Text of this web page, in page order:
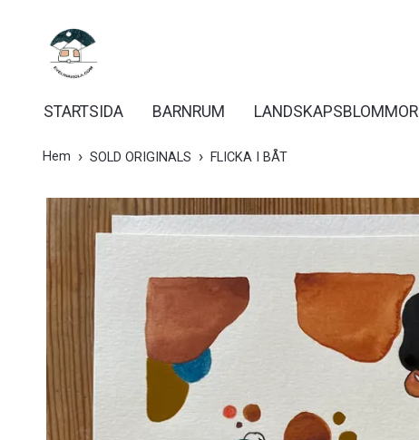
STARTSIDA BARNRUM LANDSKAPSBLOMMOR
Hem SOLD ORIGINALS FLICKA I BÅT